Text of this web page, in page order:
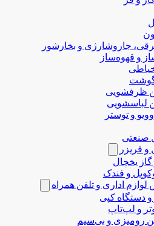
جاروشارژی و بخارشور
و قهوه‌ساز
گوشت
ظرفشویی
لباسشویی
و توستر
صنعتی
و فریزر
یخچال
و فندک
اداری و تلفن همراه
و دستگاه کپی
و لپ‌تاپ
رومیزی و بی‌سیم